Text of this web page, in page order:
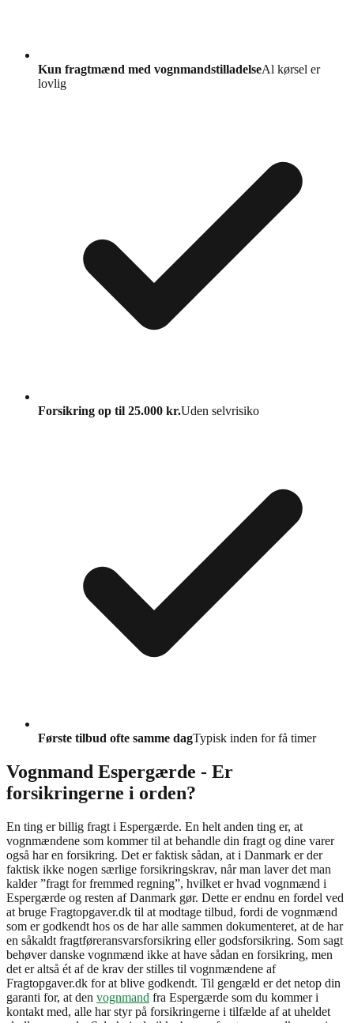
Kun fragtmænd med vognmandstilladelseAl kørsel er
lovlig
Forsikring op til 25.000 kr.Uden selvrisiko
Første tilbud ofte samme dagTypisk inden for få timer
Vognmand Espergærde - Er
forsikringerne i orden?
En ting er billig fragt i Espergærde. En helt anden ting er, at
vognmændene som kommer til at behandle din fragt og dine varer
også har en forsikring. Det er faktisk sådan, at i Danmark er der
faktisk ikke nogen særlige forsikringskrav, når man laver det man
kalder ”fragt for fremmed regning”, hvilket er hvad vognmænd i
Espergærde og resten af Danmark gør. Dette er endnu en fordel ved
at bruge Fragtopgaver.dk til at modtage tilbud, fordi de vognmænd
som er godkendt hos os de har alle sammen dokumenteret, at de har
en såkaldt fragtføreransvarsforsikring eller godsforsikring. Som sagt
behøver danske vognmænd ikke at have sådan en forsikring, men
det er altså ét af de krav der stilles til vognmændene af
Fragtopgaver.dk for at blive godkendt. Til gengæld er det netop din
garanti for, at den vognmand fra Espergærde som du kommer i
kontakt med, alle har styr på forsikringerne i tilfælde af at uheldet